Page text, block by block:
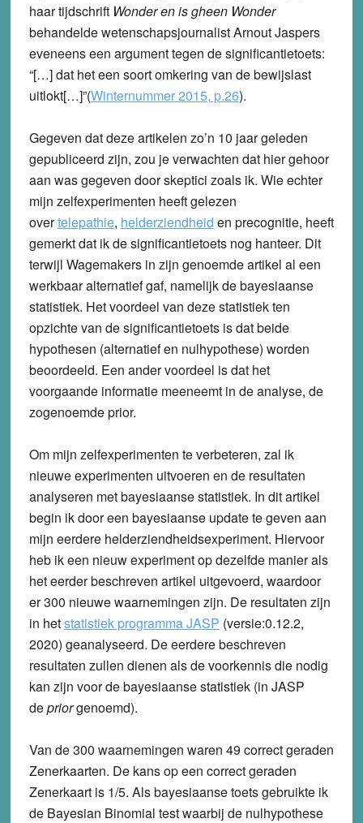
haar tijdschrift Wonder en is gheen Wonder
behandelde wetenschapsjournalist Arnout Jaspers
eveneens een argument tegen de significantietoets:
“[…] dat het een soort omkering van de bewijslast
uitlokt[…]”(Winternummer 2015, p.26).
Gegeven dat deze artikelen zo’n 10 jaar geleden
gepubliceerd zijn, zou je verwachten dat hier gehoor
aan was gegeven door skeptici zoals ik. Wie echter
mijn zelfexperimenten heeft gelezen
overtelepathie, helderziendheid en precognitie, heeft
gemerkt dat ik de significantietoets nog hanteer. Dit
terwijl Wagemakers in zijn genoemde artikel al een
werkbaar alternatief gaf, namelijk de bayesiaanse
statistiek. Het voordeel van deze statistiek ten
opzichte van de significantietoets is dat beide
hypothesen (alternatief en nulhypothese) worden
beoordeeld. Een ander voordeel is dat het
voorgaande informatie meeneemt in de analyse, de
zogenoemde prior.
Om mijn zelfexperimenten te verbeteren, zal ik
nieuwe experimenten uitvoeren en de resultaten
analyseren met bayesiaanse statistiek. In dit artikel
begin ik door een bayesiaanse update te geven aan
mijn eerdere helderziendheidsexperiment. Hiervoor
heb ik een nieuw experiment op dezelfde manier als
het eerder beschreven artikel uitgevoerd, waardoor
er 300 nieuwe waarnemingen zijn. De resultaten zijn
in hetstatistiek programma JASP (versie:0.12.2,
2020) geanalyseerd. De eerdere beschreven
resultaten zullen dienen als de voorkennis die nodig
kan zijn voor de bayesiaanse statistiek (in JASP
depriorgenoemd).
Van de 300 waarnemingen waren 49 correct geraden
Zenerkaarten. De kans op een correct geraden
Zenerkaart is 1/5. Als bayesiaanse toets gebruikte ik
de Bayesian Binomial test waarbij de nulhypothese